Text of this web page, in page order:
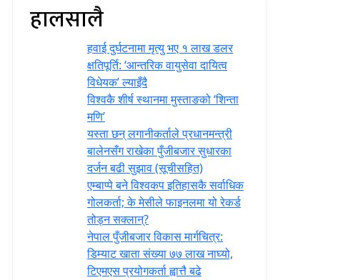
हालसालै
हवाई दुर्घटनामा मृत्यु भए १ लाख डलर
क्षतिपूर्ति: ‘आन्तरिक वायुसेवा दायित्व
विधेयक’ ल्याइँदै
विश्वकै शीर्ष स्थानमा मुस्ताङको ‘शिन्ता
मणि’
यस्ता छन् लगानीकर्ताले प्रधानमन्त्री
‍बालेनसँग राखेका पुँजीबजार सुधारका
दर्जन बढी सुझाव (सूचीसहित)
एम्बाप्पे बने विश्वकप इतिहासकै सर्वाधिक
गोलकर्ता; के मेसीले फाइनलमा यो रेकर्ड
तोड्न सक्लान्?
नेपाल पुँजीबजार विकास मार्गचित्र:
डिम्याट खाता संख्या ७७ लाख नाघ्यो,
टिएमएस प्रयोगकर्ता ह्वात्तै बढे